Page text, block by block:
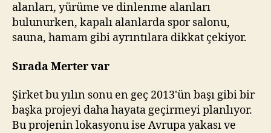
alanları, yürüme ve dinlenme alanları
bulunurken, kapalı alanlarda spor salonu,
sauna, hamam gibi ayrıntılara dikkat çekiyor.
Sırada Merter var
Şirket bu yılın sonu en geç 2013'ün başı gibi bir
başka projeyi daha hayata geçirmeyi planlıyor.
Bu projenin lokasyonu ise Avrupa yakası ve